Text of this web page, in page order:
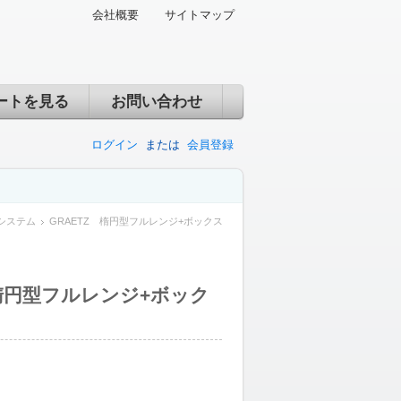
会社概要 サイトマップ
トを見る お問い合わせ
ログイン または 会員登録
ステム GRAETZ 楕円型フルレンジ+ボックス
型フルレンジ+ボック